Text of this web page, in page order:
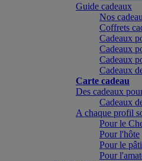
Guide cadeaux
Nos
Coffrets
Cadeaux
Cadeaux
Cadeaux
Cadeaux
Carte cadeau
Des cadeaux
Cadeaux
A chaque profil
Pour le
Pour l'hôte
Pour le
Pour